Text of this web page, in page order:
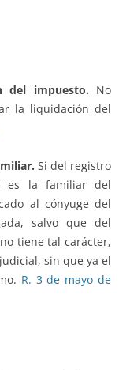
del impuesto. No
la liquidación del
Si del registro
es la familiar del
al cónyuge del
salvo que del
tiene tal carácter,
sin que ya el
R. 3 de mayo de